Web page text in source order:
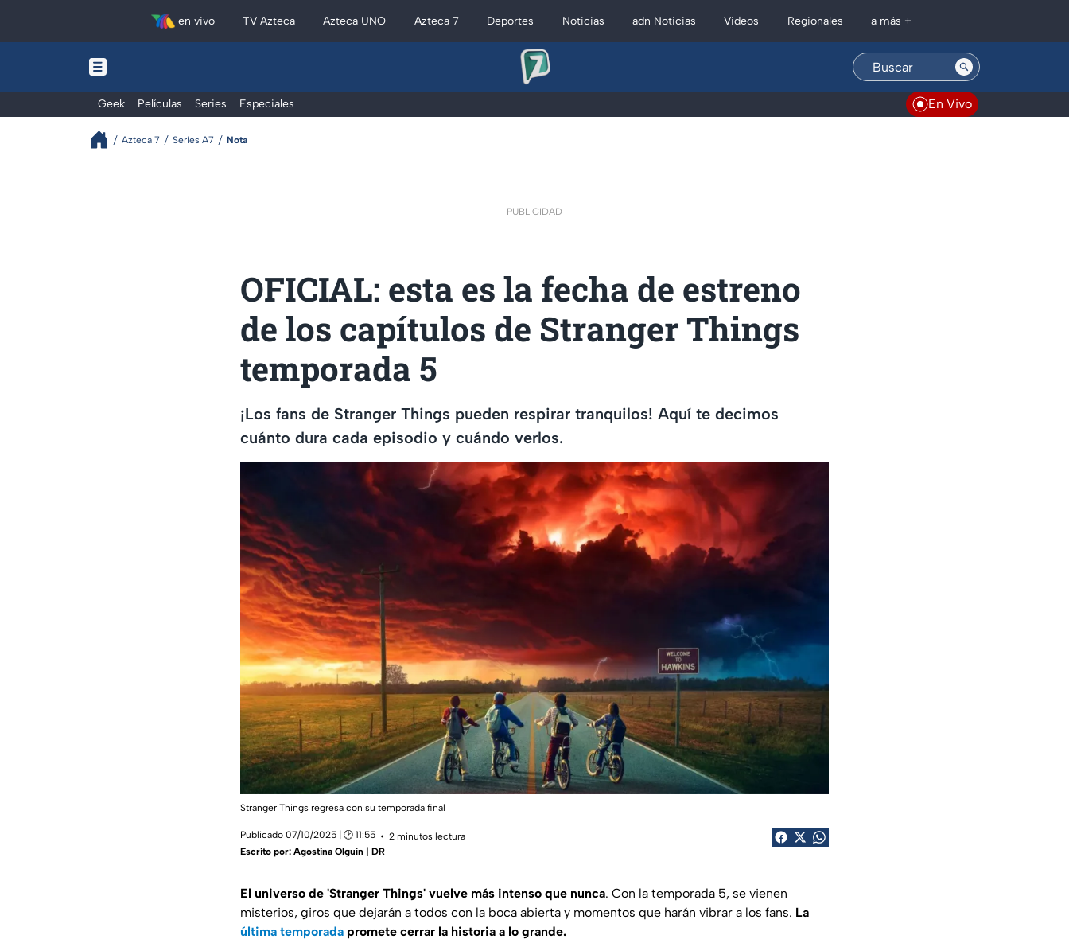
en vivo TV Azteca Azteca UNO Azteca 7 Deportes Noticias adn Noticias Videos Regionales a más +
Geek Películas Series Especiales En Vivo
Azteca 7 Series A7 Nota
PUBLICIDAD
OFICIAL: esta es la fecha de estreno
de los capítulos de Stranger Things
temporada 5
¡Los fans de Stranger Things pueden respirar tranquilos! Aquí te decimos
cuánto dura cada episodio y cuándo verlos.
Stranger Things regresa con su temporada final
Publicado 07/10/2025 | 🕑 11:55
2 minutos lectura
Escrito por: Agostina Olguín | DR
El universo de 'Stranger Things' vuelve más intenso que nunca. Con la temporada 5, se vienen
misterios, giros que dejarán a todos con la boca abierta y momentos que harán vibrar a los fans. La
última temporada promete cerrar la historia a lo grande.